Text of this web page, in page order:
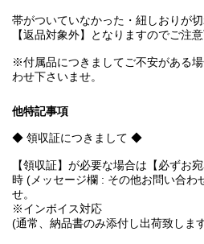
帯がついていなかった・紐しおりが切
【返品対象外】となりますのでご注意
※付属品につきましてご不安がある
わせ下さいませ。
他特記事項
◆ 領収証につきまして ◆
【領収証】が必要な場合は【必ずお
時 (メッセージ欄 : その他お問い合わ
せ。
※インボイス対応
(通常、納品書のみ添付し出荷致しま